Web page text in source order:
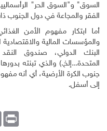
السوق" و"السوق الحر"
الفقر والمجاعة في دول الجنوب
أما ابتكار مفهوم الأمن
والمؤسسات المالية والاقتصادية
البنك الدولي، صندوق
المتحدة...إلخ.) والذي تبنته
جنوب الكرة الأرضية، أي أنه
إلى أسفل.
Print